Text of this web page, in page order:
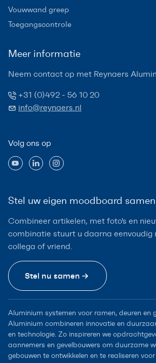
Vouwwand greep
Toegangscontrole
Meer informatie
Neem contact op met Reynaers
+31 (0)492 - 56 10 20
info@reynaers.nl
Volg ons op
Stel uw eigen moodboard samen
Combineer artikelen, met foto's en
combinatie stuurt u daarna eenvoudig
collega of vriend.
Stel nu samen
Aluminium systemen voor ramen, deuren en
Aluminium combineren innovatie en
en technologie. Zo inspireren we
aannemers en gevelbouwers om duurzame
gebouwen te ontwikkelen en te realiseren